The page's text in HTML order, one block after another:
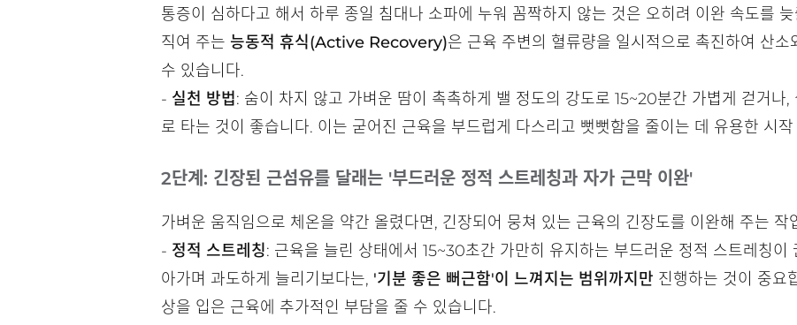
통증이 심하다고 해서 하루 종일 침대나 소파에 누워 꼼짝하지 않는 것은 오히려 이완 속도를
직여 주는 능동적 휴식(Active Recovery)은 근육 주변의 혈류량을 일시적으로 촉진하여 산
수 있습니다.
- 실천 방법: 숨이 차지 않고 가벼운 땀이 촉촉하게 밸 정도의 강도로 15~20분간 가볍게 걷거나
로 타는 것이 좋습니다. 이는 굳어진 근육을 부드럽게 다스리고 뻣뻣함을 줄이는 데 유용한 시
2단계: 긴장된 근섬유를 달래는 '부드러운 정적 스트레칭과 자가 근막 이완'
가벼운 움직임으로 체온을 약간 올렸다면, 긴장되어 뭉쳐 있는 근육의 긴장도를 이완해 주는 작
- 정적 스트레칭: 근육을 늘린 상태에서 15~30초간 가만히 유지하는 부드러운 정적 스트레칭이
아가며 과도하게 늘리기보다는, '기분 좋은 뻐근함'이 느껴지는 범위까지만 진행하는 것이 중요
상을 입은 근육에 추가적인 부담을 줄 수 있습니다.